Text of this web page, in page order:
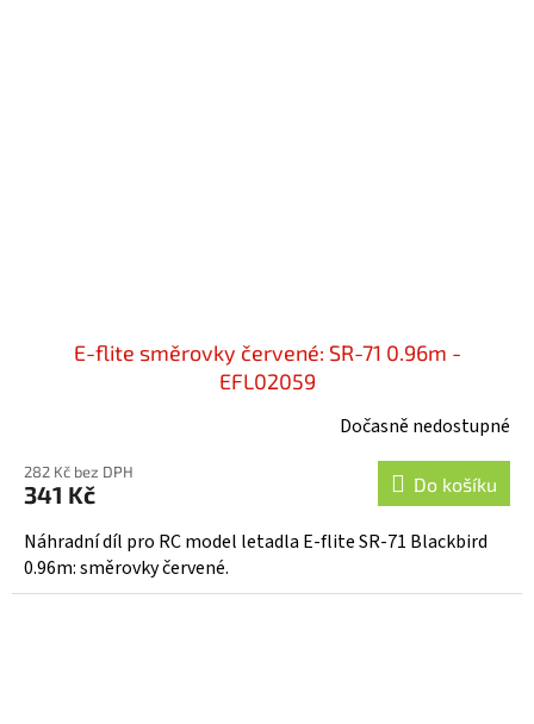
E-flite směrovky červené: SR-71 0.96m -
EFL02059
Dočasně nedostupné
282 Kč bez DPH
341 Kč Do košíku
Náhradní díl pro RC model letadla E-flite SR-71 Blackbird
0.96m: směrovky červené.